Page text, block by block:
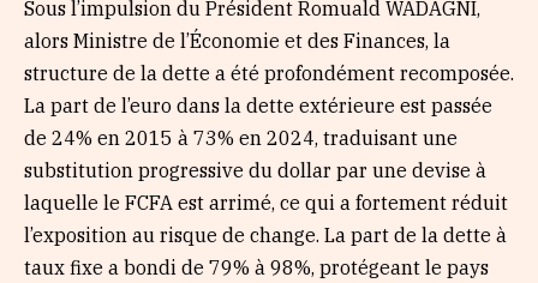
Sous l’impulsion du Président Romuald WADAGNI,
alors Ministre de l’Économie et des Finances, la
structure de la dette a été profondément recomposée.
La part de l’euro dans la dette extérieure est passée
de 24% en 2015 à 73% en 2024, traduisant une
substitution progressive du dollar par une devise à
laquelle le FCFA est arrimé, ce qui a fortement réduit
l’exposition au risque de change. La part de la dette à
taux fixe a bondi de 79% à 98%, protégeant le pays